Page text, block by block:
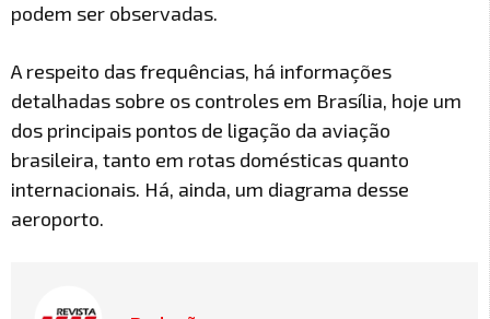
podem ser observadas.
A respeito das frequências, há informações
detalhadas sobre os controles em Brasília, hoje um
dos principais pontos de ligação da aviação
brasileira, tanto em rotas domésticas quanto
internacionais. Há, ainda, um diagrama desse
aeroporto.